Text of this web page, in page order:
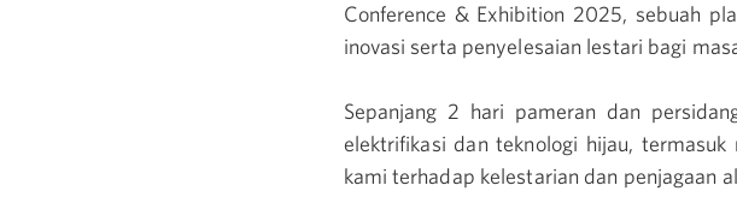
Conference & Exhibition 2025, sebuah
inovasi serta penyelesaian lestari bagi
Sepanjang 2 hari pameran dan
elektrifikasi dan teknologi hijau,
kami terhadap kelestarian dan penjagaan